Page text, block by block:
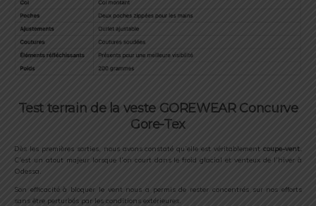
Test terrain de la veste GOREWEAR Concurve
Gore-Tex
Dès les premières sorties, nous avons constaté qu’elle est véritablement coupe-vent.
C’est un atout majeur lorsque l’on court dans le froid glacial et venteux de l’hiver à
Odessa.
Son efficacité à bloquer le vent nous a permis de rester concentrés sur nos efforts
sans être perturbés par les conditions extérieures.